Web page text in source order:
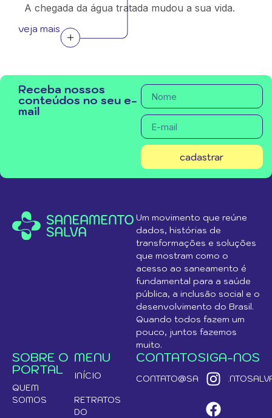
A chegada da água tratada mudou a sua vida.
veja mais
Receba nossos
conteúdos no seu e-
mail
cadastrar
Um movimento que reúne
dados, histórias de
transformações e soluções
que mostram como o
acesso ao saneamento é
fundamental para a saúde
pública, a inclusão social e o
desenvolvimento do Brasil.
Quando todos fazem um
pouco, juntos fazemos
muito.
SOBRE O
PORTAL
QUEM
SOMOS
MENU
INÍCIO
RETRATOS
DO
CONTATOSIGA-NOS